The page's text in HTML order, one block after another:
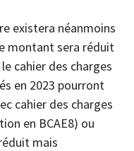
existera néanmoins
montant sera réduit
cahier des charges
en 2023 pourront
cahier des charges
en BCAE8) ou
mais